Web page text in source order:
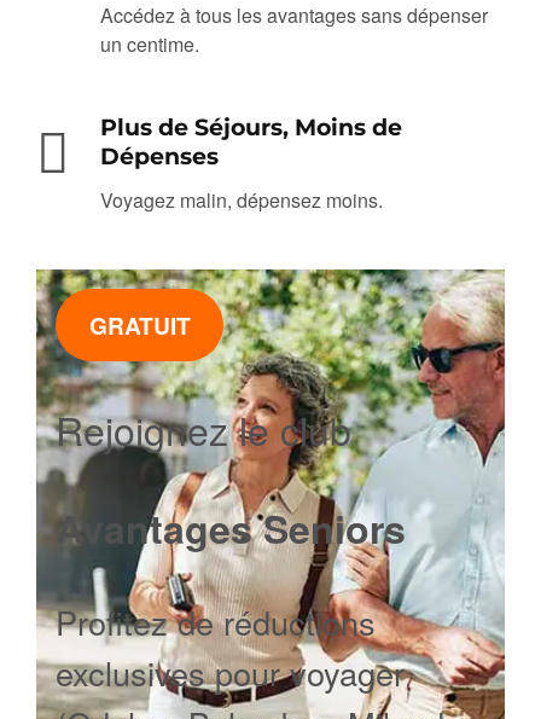
Accédez à tous les avantages sans dépenser
un centime.
Plus de Séjours, Moins de
Dépenses
Voyagez malin, dépensez moins.
GRATUIT
Rejoignez le club
Avantages Seniors
Profitez de réductions
exclusives pour voyager